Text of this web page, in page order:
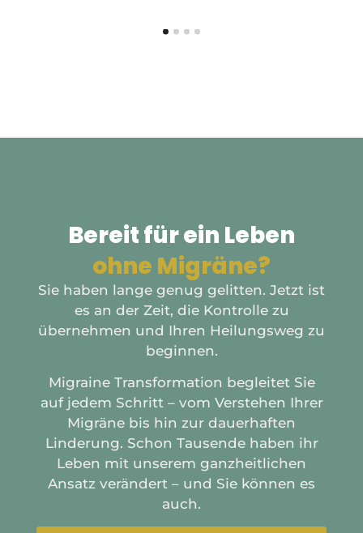
Bereit für ein Leben
ohne Migräne?
Sie haben lange genug gelitten. Jetzt ist
es an der Zeit, die Kontrolle zu
übernehmen und Ihren Heilungsweg zu
beginnen.
Migraine Transformation begleitet Sie
auf jedem Schritt – vom Verstehen Ihrer
Migräne bis hin zur dauerhaften
Linderung. Schon Tausende haben ihr
Leben mit unserem ganzheitlichen
Ansatz verändert – und Sie können es
auch.